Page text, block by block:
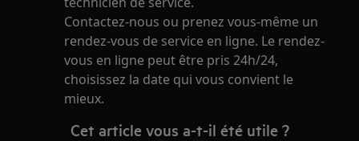
Contactez-nous ou prenez vous-même un
rendez-vous de service en ligne. Le rendez-
vous en ligne peut être pris 24h/24,
choisissez la date qui vous convient le
mieux.
Cet article vous a-t-il été utile ?